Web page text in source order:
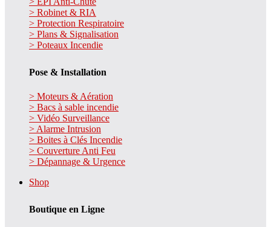
> Robinet & RIA
> Protection Respiratoire
> Plans & Signalisation
> Poteaux Incendie
Pose & Installation
> Moteurs & Aération
> Bacs à sable incendie
> Vidéo Surveillance
> Alarme Intrusion
> Boites à Clés Incendie
> Couverture Anti Feu
> Dépannage & Urgence
Shop
Boutique en Ligne